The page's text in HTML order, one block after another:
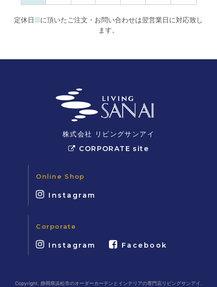
定休日
に頂いたご注文・お問い合わせは翌営業日に対応致し
ます。
株式会社 リビングサンアイ
CORPORATE site
Online Shop
Instagram
Corporate
Instagram Facebook
Copyright. 静岡県浜松市のオーダーカーテンとインテリアの専門店リビングサンアイ.